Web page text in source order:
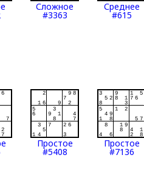
Сложное
#3363
Среднее
#615
Простое
#5408
Простое
#7136